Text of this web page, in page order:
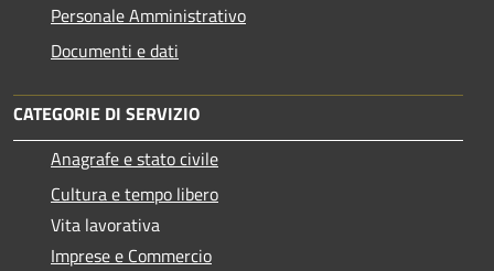
Personale Amministrativo
Documenti e dati
CATEGORIE DI SERVIZIO
Anagrafe e stato civile
Cultura e tempo libero
Vita lavorativa
Imprese e Commercio